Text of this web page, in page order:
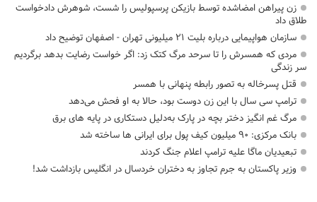
زن پیراهن امضاشده توسط بازیکن پرسپولیس را شست، شوهرش دادخواست
طلاق داد
سازمان هواپیمایی درباره بلیت ۲۱ میلیونی تهران - اصفهان توضیح داد
مردی که همسرش را تا سرحد مرگ کتک زد: اگر خواست رضایت بدهد برگردیم
سر زندگی
قتل پسرخاله به تصور رابطه پنهانی با همسر
ترامپ سی سال با این زن دوست بود، حالا به او فحش می‌دهد
مرگ غم انگیز دختر بچه در پارک به‌دلیل دستکاری در پایه های برق
بانک مرکزی: ۹۰ میلیون کیف پول برای ایرانی ها ساخته شد
تبعیدیان ماگا علیه ترامپ اعلام جنگ کردند
وزیر پاکستان به جرم تجاوز به دختران خردسال در انگلیس بازداشت شد!